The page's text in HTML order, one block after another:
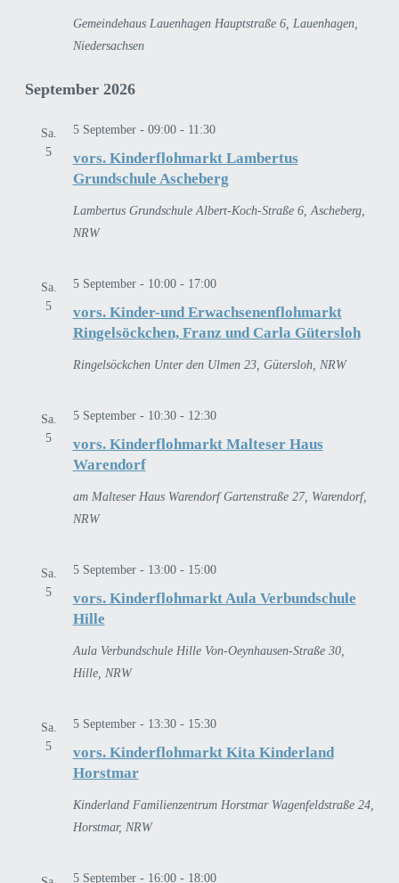
Gemeindehaus Lauenhagen Hauptstraße 6, Lauenhagen,
Niedersachsen
September 2026
Sa.
5
vors. Kinderflohmarkt Lambertus
Grundschule Ascheberg
5 September - 09:00- 11:30
Lambertus Grundschule Albert-Koch-Straße 6, Ascheberg,
NRW
Sa.
5
vors. Kinder-und Erwachsenenflohmarkt
Ringelsöckchen, Franz und Carla Gütersloh
5 September - 10:00- 17:00
Ringelsöckchen Unter den Ulmen 23, Gütersloh, NRW
Sa.
5
vors. Kinderflohmarkt Malteser Haus
Warendorf
5 September - 10:30- 12:30
am Malteser Haus WarendorfGartenstraße 27, Warendorf,
NRW
Sa.
5
vors. Kinderflohmarkt Aula Verbundschule
Hille
5 September - 13:00- 15:00
Aula Verbundschule Hille Von-Oeynhausen-Straße 30,
Hille, NRW
Sa.
5
vors. Kinderflohmarkt Kita Kinderland
Horstmar
5 September - 13:30- 15:30
Kinderland Familienzentrum Horstmar Wagenfeldstraße 24,
Horstmar, NRW
5 September - 16:00- 18:00